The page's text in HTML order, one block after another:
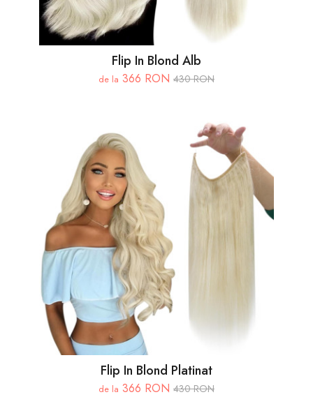
Flip In Blond Alb
de la 366 RON 430 RON
Flip In Blond Platinat
de la 366 RON 430 RON